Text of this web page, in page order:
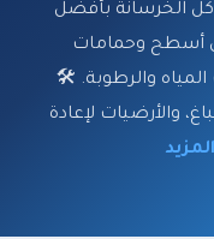
الخرسانة بأفضل
أسطح وحمامات
والرطوبة. 🛠️
والأرضيات لإعادة